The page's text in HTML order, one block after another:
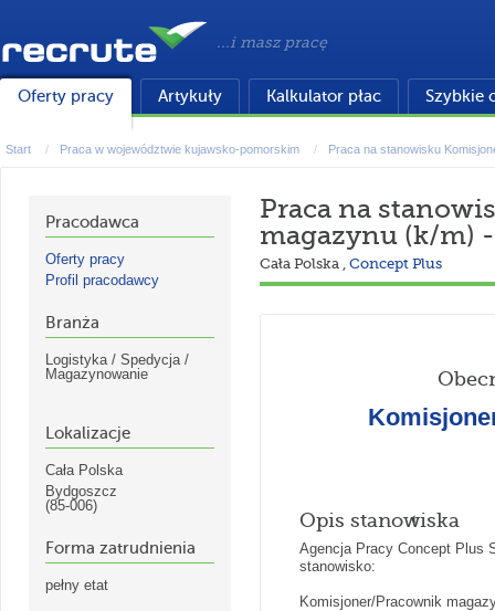
...i masz pracę
Oferty pracy Artykuły Kalkulator płac Szybkie
Start Praca w województwie kujawsko-pomorskim Praca na stanowisku
Pracodawca
Oferty pracy
Profil pracodawcy
Branża
Logistyka / Spedycja /
Magazynowanie
Lokalizacje
Cała Polska
Bydgoszcz
(85-006)
Forma zatrudnienia
pełny etat
Praca na
magazynu (k/m)
Cała Polska, Concept Plus
Opis stanowiska
Agencja Pracy Concept Plus
stanowisko:
Komisjoner/Pracownik